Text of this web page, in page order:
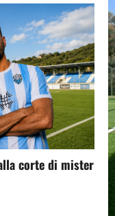
corte di mister